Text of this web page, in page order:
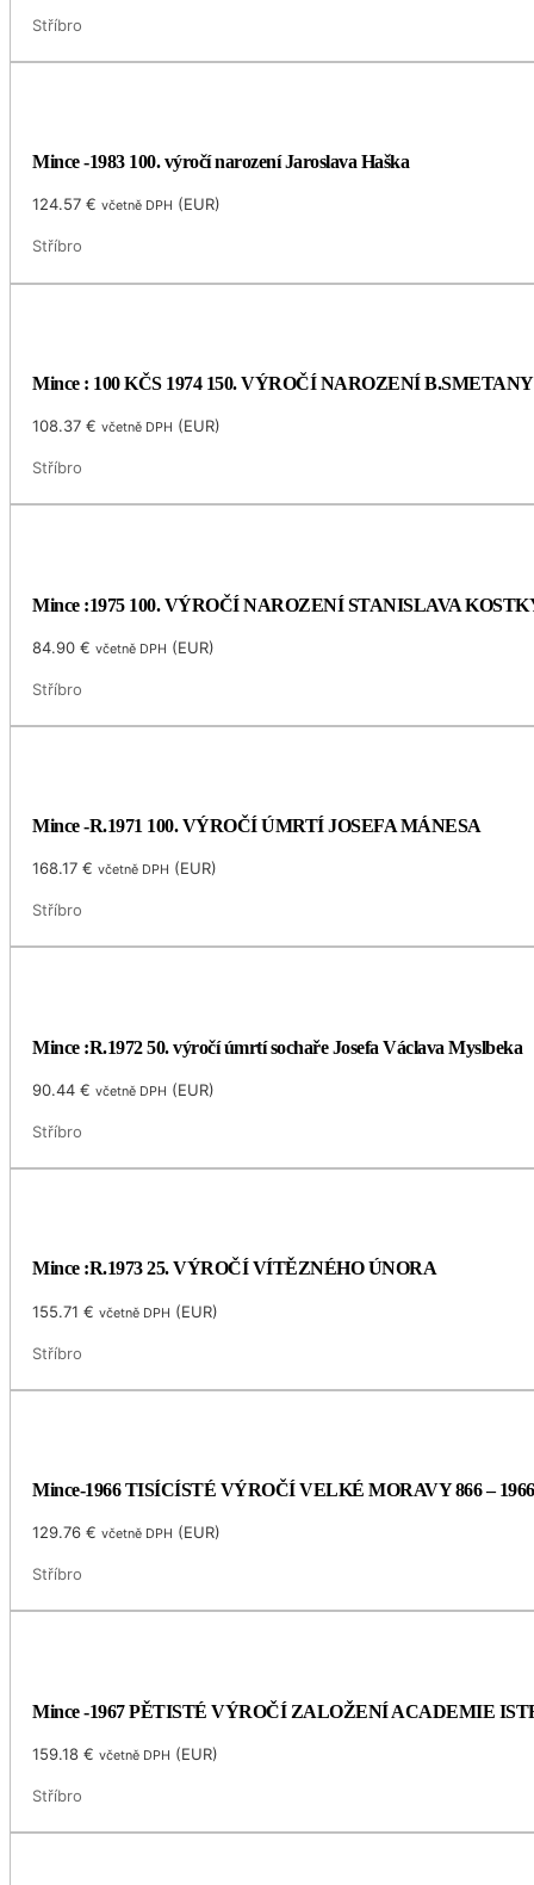
Stříbro
Mince -1983 100. výročí narození Jaroslava Haška
124.57€ včetně DPH (EUR)
Stříbro
Mince : 100 KČS 1974 150. VÝROČÍ NAROZENÍ B.SMETANY
108.37€ včetně DPH (EUR)
Stříbro
Mince :1975 100. VÝROČÍ NAROZENÍ STANISLAVA
84.90€ včetně DPH (EUR)
Stříbro
Mince -R.1971 100. VÝROČÍ ÚMRTÍ JOSEFA MÁNESA
168.17€ včetně DPH (EUR)
Stříbro
Mince :R.1972 50. výročí úmrtí sochaře Josefa Václava Myslbeka
90.44€ včetně DPH (EUR)
Stříbro
Mince :R.1973 25. VÝROČÍ VÍTĚZNÉHO ÚNORA
155.71€ včetně DPH (EUR)
Stříbro
Mince-1966 TISÍCÍSTÉ VÝROČÍ VELKÉ MORAVY 866 – 1966
129.76€ včetně DPH (EUR)
Stříbro
Mince -1967 PĚTISTÉ VÝROČÍ ZALOŽENÍ ACADEMIE
159.18€ včetně DPH (EUR)
Stříbro